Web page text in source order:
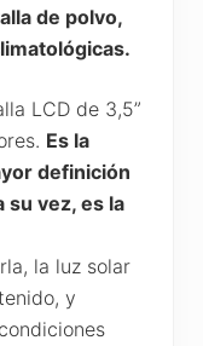
de polvo,
LCD de 3,5”
Es la
definición
su vez, es la
la luz solar
y